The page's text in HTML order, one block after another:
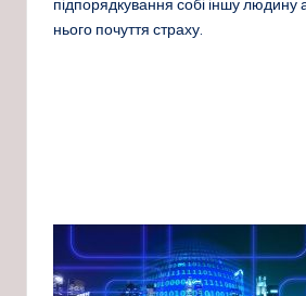
підпорядкування собі іншу людину
нього почуття страху.